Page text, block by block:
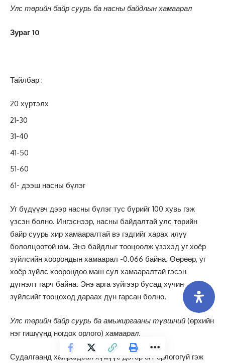
Улс төрийн байр суурь ба насны байдлын хамаарал
Зураг 10
Тайлбар :
20 хүртэлх
21-30
31-40
41-50
51-60
61- дээш насны бүлэг
Уг бүдүүвч дээр насны бүлэг тус бүрийг 100 хувь гэж
үзсэн болно. Ингэснээр, насны байдалтай улс төрийн
байр суурь хир хамааралтай вэ гэдгийг харах илүү
бололцоотой юм. Энэ байдлыг тооцоолж үзэхэд уг хоёр
зүйлсийн хоорондын хамаарал -0.066 байна. Өөрөөр, уг
хоёр зүйлс хоорондоо маш сул хамааралтай гэсэн
дүгнэлт гарч байна. Энэ арга зүйгээр бусад хүчин
зүйлсийг тооцоход дараах дүн гарсан болно.
Улс төрийн байр суурь ба амьжиргааны түвшний (өрхийн
нэг гишүүнд ногдох орлого)хамаарал.
Судалгаанд хамрагдсан хүмүүс дотор огт орлогогүй гэж